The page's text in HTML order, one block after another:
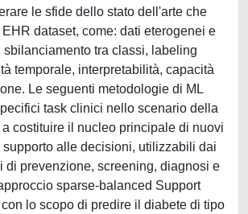
le sfide dello stato dell'arte che
dataset, come: dati eterogenei e
sbilanciamento tra classi, labeling
temporale, interpretabilità, capacità
Le seguenti metodologie di ML
task clinici nello scenario della
a costituire il nucleo principale di nuovi
alle decisioni, utilizzabili dai
di prevenzione, screening, diagnosi e
sparse-balanced Support
lo scopo di predire il diabete di tipo